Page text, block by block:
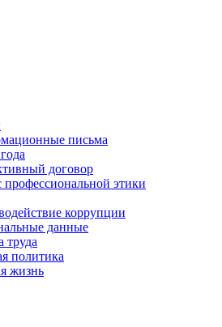
письма
договор
профессиональной этики
коррупции
данные
труда
политика
жизнь